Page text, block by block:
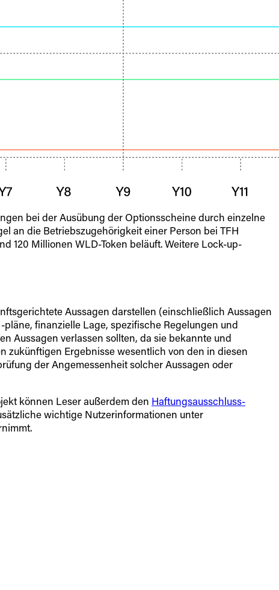
bei der Ausübung der Optionsscheine durch einzelne
an die Betriebszugehörigkeit einer Person bei TFH
120 Millionen WLD-Token beläuft. Weitere Lock-up-
Aussagen darstellen (einschließlich Aussagen
finanzielle Lage, spezifische Regelungen und
Aussagen verlassen sollten, da sie bekannte und
zukünftigen Ergebnisse wesentlich von den in diesen
der Angemessenheit solcher Aussagen oder
können Leser außerdem den Haftungsausschluss-
wichtige Nutzerinformationen unter